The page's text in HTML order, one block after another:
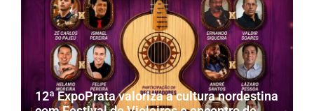
12ª ExpoPrata valoriza a cultura nordestina